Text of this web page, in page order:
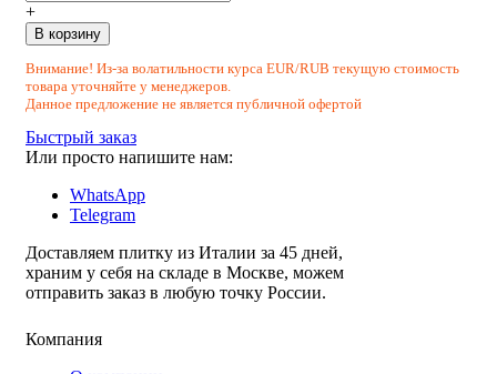
+
В корзину
Внимание! Из-за волатильности курса EUR/RUB текущую стоимость
товара уточняйте у менеджеров.
Данное предложение не является публичной офертой
Быстрый заказ
Или просто напишите нам:
WhatsApp
Telegram
Доставляем плитку из Италии за 45 дней,
храним у себя на складе в Москве, можем
отправить заказ в любую точку России.
Компания